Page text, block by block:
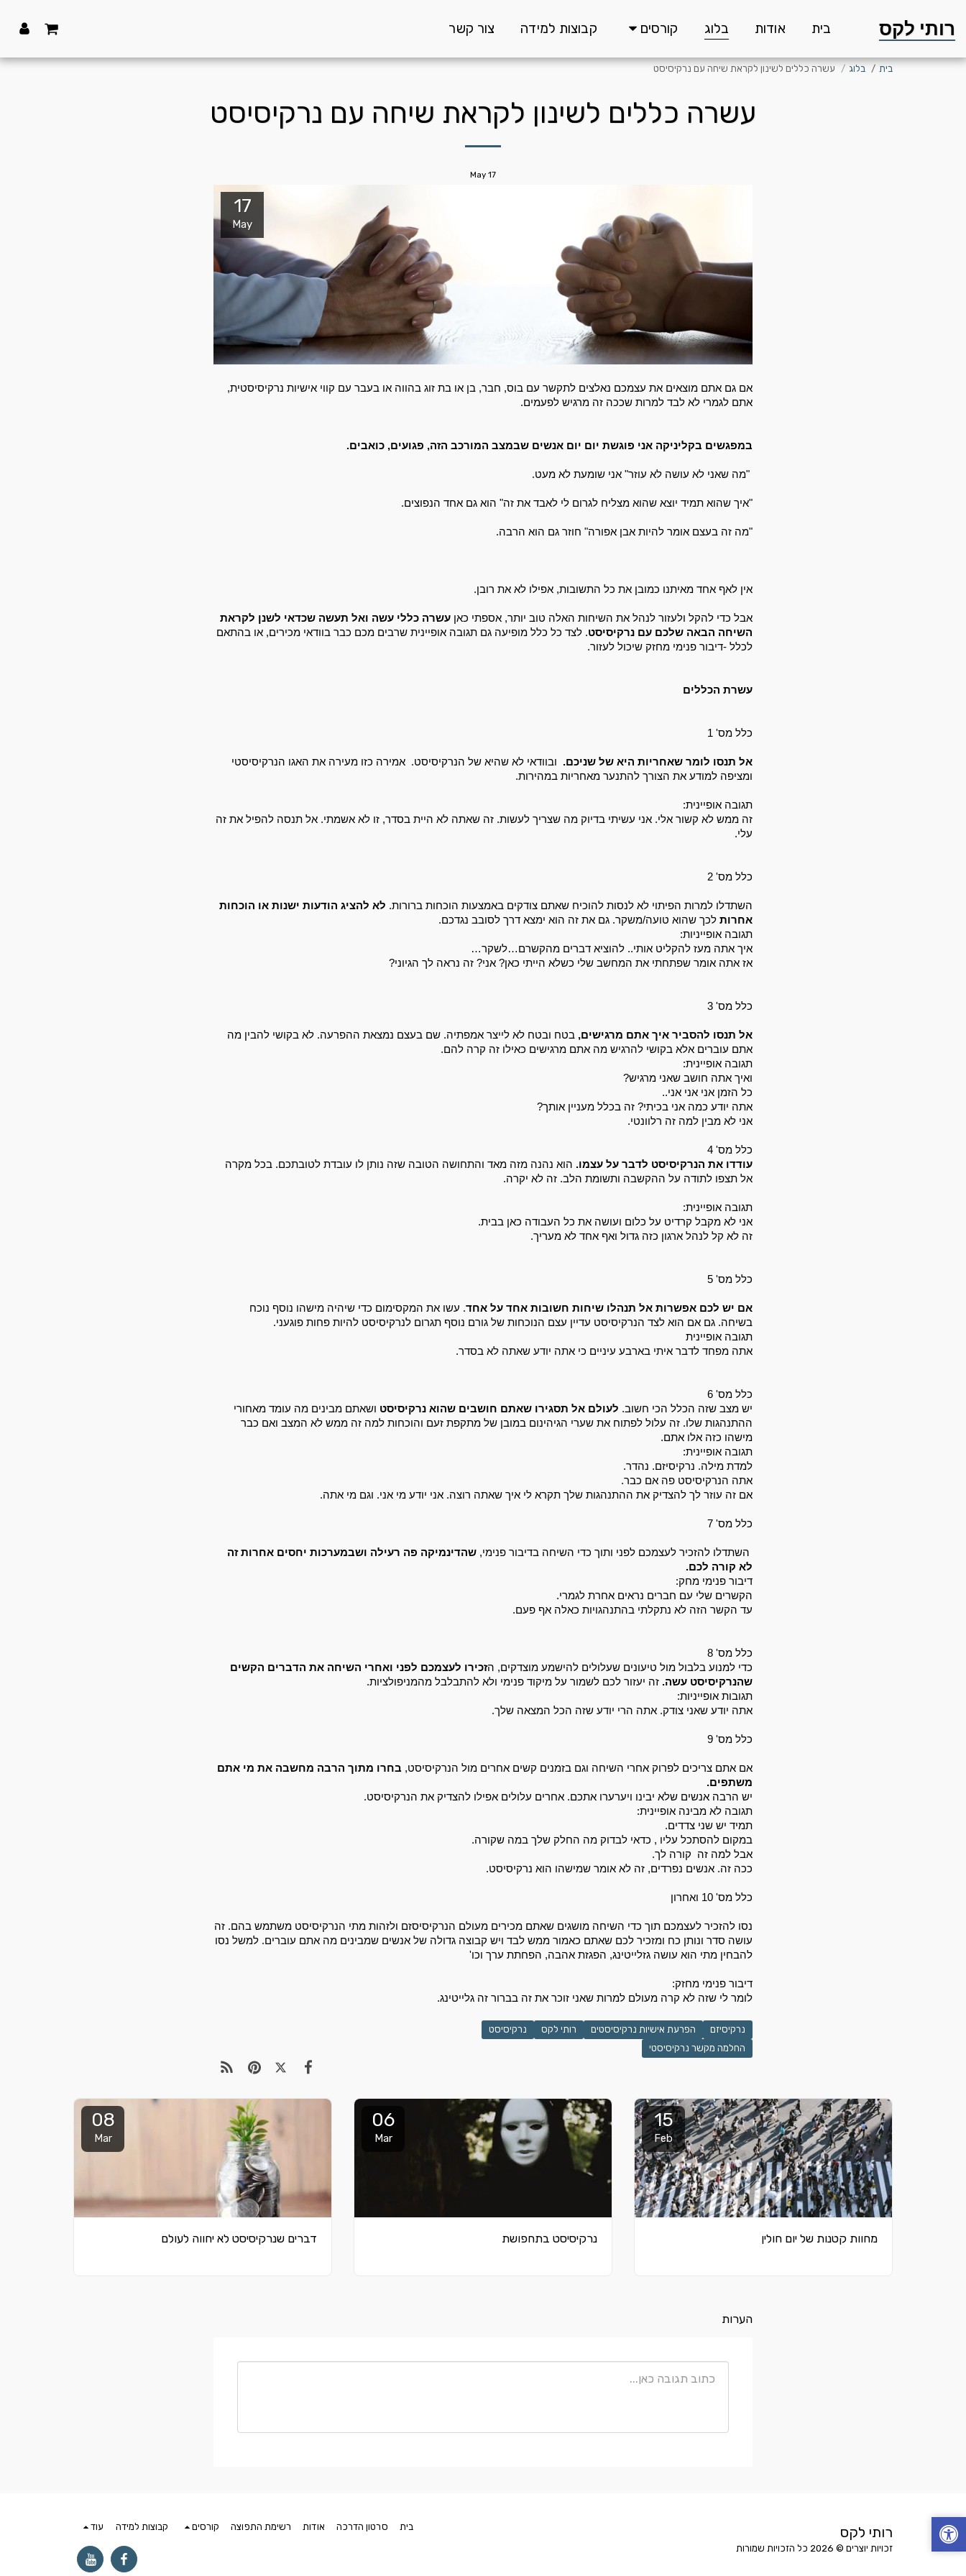
רותי לקס בית אודות בלוג קורסים קבוצות למידה צור קשר
בית בלוג עשרה כללים לשינון לקראת שיחה עם נרקיסיסט
עשרה כללים לשינון לקראת שיחה עם נרקיסיסט
17
May
17
May
אתם לגמרי לא לבד למרות שככה זה מרגיש לפעמים.
במפגשים בקליניקה אני פוגשת יום יום אנשים שבמצב המורכב הזה, פגועים, כואבים.
"מה שאני לא עושה לא עוזר" אני שומעת לא מעט.
"איך שהוא תמיד יוצא שהוא מצליח לגרום לי לאבד את זה" הוא גם אחד הנפוצים.
"מה זה בעצם אומר להיות אבן אפורה" חוזר גם הוא הרבה.
אין לאף אחד מאיתנו כמובן את כל התשובות, אפילו לא את רובן.
אבל כדי להקל ולעזור לנהל את השיחות האלה טוב יותר, אספתי כאן
השיחה הבאה שלכם עם נרקיסיסט
לכלל -דיבור פנימי מחזק שיכול לעזור.
עשרת הכללים
כלל מס' 1
אל תנסו לומר שאחריות היא של שניכם. ובוודאי לא שהיא של הנרקיסיסט.
ומציפה למודע את הצורך להתנער מאחריות במהירות.
תגובה אופיינית:
זה ממש לא קשור אלי. אני עשיתי בדיוק מה שצריך לעשות. זה שאתה לא היית בסדר, זו לא אשמתי.
עלי.
כלל מס' 2
השתדלו למרות הפיתוי לא לנסות להוכיח שאתם צודקים באמצעות הוכחות ברורות.
אחרות לכך שהוא טועה/משקר. גם את זה הוא ימצא דרך לסובב נגדכם.
תגובה אופייניות:
איך אתה מעז להקליט אותי.. להוציא דברים מהקשרם…לשקר…
אז אתה אומר שפתחתי את המחשב שלי כשלא הייתי כאן? אני? זה נראה לך הגיוני?
כלל מס' 3
אל תנסו להסביר איך אתם מרגישים, בטח ובטח לא לייצר אמפתיה.
אתם עוברים אלא בקושי להרגיש מה אתם מרגישים כאילו זה קרה להם.
תגובה אופיינית:
ואיך אתה חושב שאני מרגיש?
כל הזמן אני אני אני..
אתה יודע כמה אני בכיתי? זה בכלל מעניין אותך?
אני לא מבין למה זה רלוונטי.
כלל מס' 4
עודדו את הנרקיסיסט לדבר על עצמו. הוא נהנה מזה מאד והתחושה הטובה שזה נותן לו עובדת לטובתכם.
אל תצפו לתודה על ההקשבה ותשומת הלב. זה לא יקרה.
תגובה אופיינית:
אני לא מקבל קרדיט על כלום ועושה את כל העבודה כאן בבית.
זה לא קל לנהל ארגון כזה גדול ואף אחד לא מעריך.
כלל מס' 5
אם יש לכם אפשרות אל תנהלו שיחות חשובות אחד על אחד
בשיחה. גם אם הוא לצד הנרקיסיסט עדיין עצם הנוכחות של גורם נוסף תגרום לנרקיסיסט להיות פחות פוגעני.
תגובה אופיינית
אתה מפחד לדבר איתי בארבע עיניים כי אתה יודע שאתה לא בסדר.
כלל מס' 6
יש מצב שזה הכלל הכי חשוב. לעולם אל תסגירו שאתם חושבים שהוא נרקיסיסט
ההתנהגות שלו.
מישהו כזה אלו אתם.
תגובה אופיינית:
למדת מילה. נרקיסיזם. נהדר.
אתה הנרקיסיסט פה אם כבר.
אם זה עוזר לך להצדיק את ההתנהגות שלך תקרא לי איך שאתה רוצה. אני יודע מי אני. וגם מי אתה.
כלל מס' 7
השתדלו להזכיר לעצמכם לפני ותוך כדי השיחה בדיבור פנימי,
לא קורה לכם.
דיבור פנימי מחק:
הקשרים שלי עם חברים נראים אחרת לגמרי.
עד הקשר הזה לא נתקלתי בהתנהגויות כאלה אף פעם.
כלל מס' 8
כדי למנוע בלבול מול טיעונים שעלולים להישמע מוצדקים, ה
שהנרקיסיסט עשה. זה יעזור לכם לשמור על מיקוד פנימי ולא להתבלבל מהמניפולציות.
תגובות אופייניות:
אתה יודע שאני צודק. אתה הרי יודע שזה הכל המצאה שלך.
כלל מס' 9
אם אתם צריכים לפרוק אחרי השיחה וגם בזמנים קשים אחרים מול הנרקיסיסט,
משתפים.
יש הרבה אנשים שלא יבינו ויערערו אתכם. אחרים עלולים אפילו להצדיק את הנרקיסיסט.
תגובה לא מבינה אופיינית:
תמיד יש שני צדדים.
במקום להסתכל עליו , כדאי לבדוק מה החלק שלך במה שקורה.
אבל למה זה  קורה לך.
ככה זה. אנשים נפרדים, זה לא אומר שמישהו הוא נרקיסיסט.
כלל מס' 10 ואחרון
להבחין מתי הוא עושה גזלייטינג, הפגזת אהבה, הפחתת ערך וכו'
דיבור פנימי מחזק:
לומר לי שזה לא קרה מעולם למרות שאני זוכר את זה בברור זה גלייטינג.
נרקיסיזם הפרעת אישיות נרקיסיסטים רותי לקס
נרקיסיסט
החלמה מקשר נרקיסיסטי
15
Feb
מחוות קטנות של יום חולין
06
Mar
נרקיסיסט בתחפושת
08
Mar
דברים שנרקיסיסט לא יחווה לעולם
הערות
רותי לקס
זכויות יוצרים © 2026 כל הזכויות שמורות
בית סרטון הדרכה אודות רשימת התפוצה קורסים קבוצות למידה עוד